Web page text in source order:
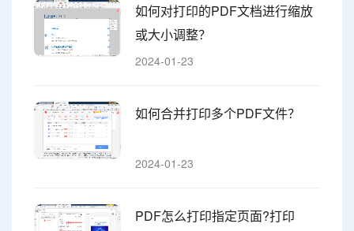
如何对打印的PDF文档进行缩放
或大小调整？
2024-01-23
如何合并打印多个PDF文件？
2024-01-23
PDF怎么打印指定页面?打印